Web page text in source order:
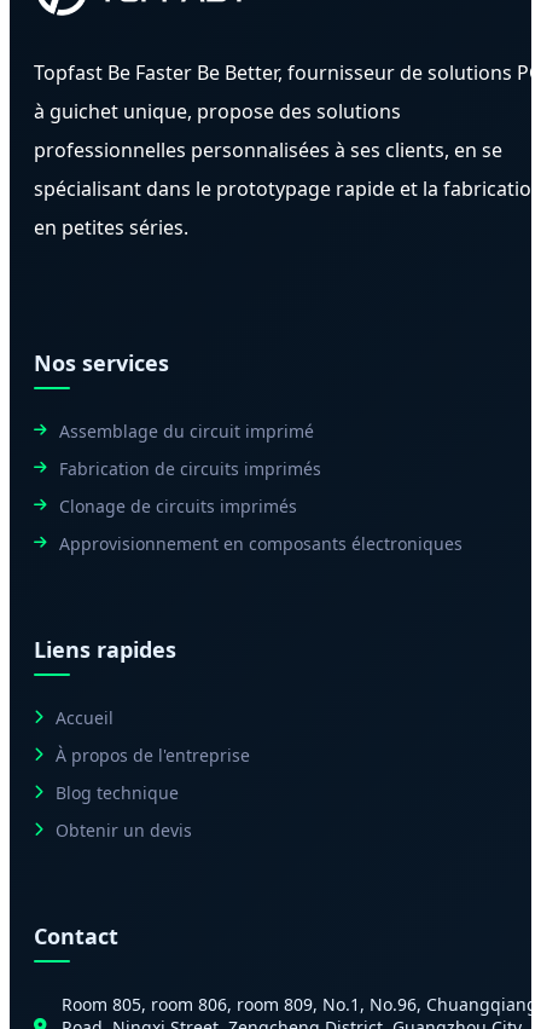
Topfast Be Faster Be Better, fournisseur de solutions
à guichet unique, propose des solutions
professionnelles personnalisées à ses clients, en se
spécialisant dans le prototypage rapide et la
en petites séries.
Nos services
Assemblage du circuit imprimé
Fabrication de circuits imprimés
Clonage de circuits imprimés
Approvisionnement en composants électroniques
Liens rapides
Accueil
À propos de l'entreprise
Blog technique
Obtenir un devis
Contact
Room 805, room 806, room 809, No.1, No.96, Chuangqiang